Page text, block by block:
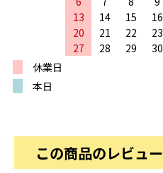
13
14 15 16
20
21 22 23
27
28 29
30
休業日
本日
この商品のレビュー